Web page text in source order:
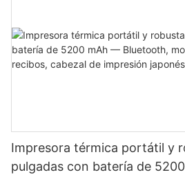
Impresora térmica portátil y
pulgadas con batería de